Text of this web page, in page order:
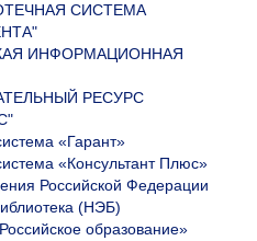
СИСТЕМА
ИНФОРМАЦИОННАЯ
РЕСУРС
«Гарант»
«Консультант Плюс»
Российской Федерации
(НЭБ)
образование»